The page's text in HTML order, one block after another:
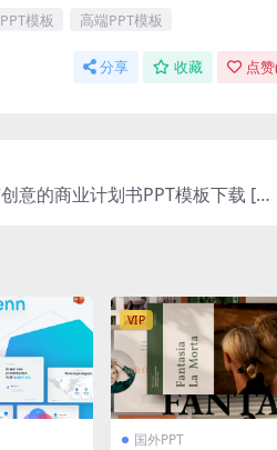
模板 高端PPT模板
分享 收藏 点赞
意的商业计划书PPT模板下载 [P
VIP
国外PPT